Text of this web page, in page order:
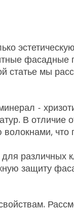
фасадные
статье мы
-
В отличие
что
различных
защиту